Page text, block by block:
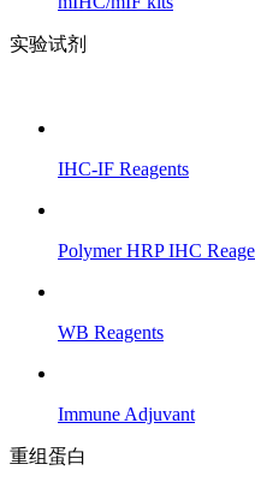
实验试剂
IHC-IF Reagents
Polymer HRP IHC
WB Reagents
Immune Adjuvant
重组蛋白